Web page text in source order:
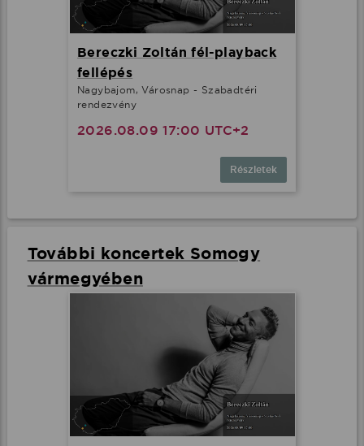
Bereczki Zoltán fél-playback
fellépés
Nagybajom, Városnap - Szabadtéri
rendezvény
2026.08.09 17:00 UTC+2
Részletek
További koncertek Somogy
vármegyében